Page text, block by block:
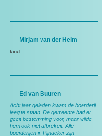
Mirjam van der Helm
kind
Ed van Buuren
Acht jaar geleden kwam de boerderij
leeg te staan. De gemeente had er
geen bestemming voor, maar wilde
hem ook niet afbreken. Alle
boerderijen in Pijnacker zijn